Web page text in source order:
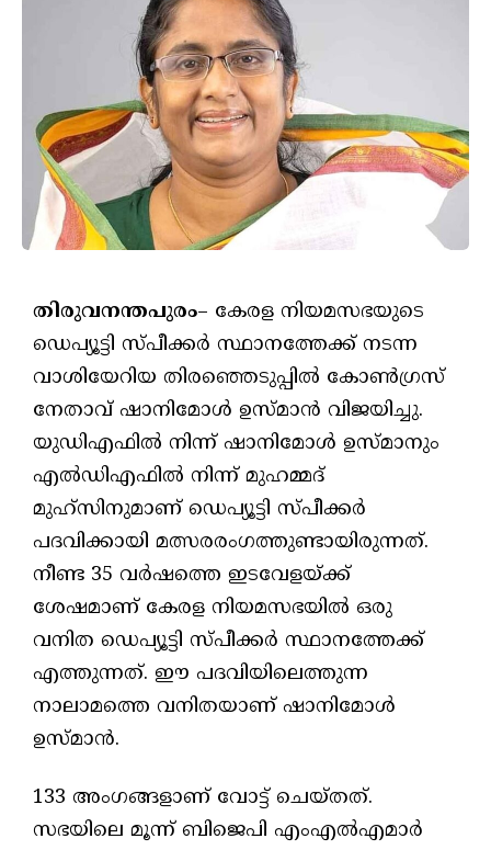
തിരുവനന്തപുരം– കേരള നിയമസഭയുടെ
ഡെപ്യൂട്ടി സ്പീക്കർ സ്ഥാനത്തേക്ക് നടന്ന
വാശിയേറിയ തിരഞ്ഞെടുപ്പിൽ കോൺഗ്രസ്
നേതാവ് ഷാനിമോൾ ഉസ്മാൻ വിജയിച്ചു.
യുഡിഎഫിൽ നിന്ന് ഷാനിമോൾ ഉസ്മാനും
എൽഡിഎഫിൽ നിന്ന് മുഹമ്മദ്
മുഹ്സിനുമാണ് ഡെപ്യൂട്ടി സ്പീക്കർ
പദവിക്കായി മത്സരരംഗത്തുണ്ടായിരുന്നത്.
നീണ്ട 35 വർഷത്തെ ഇടവേളയ്ക്ക്
ശേഷമാണ് കേരള നിയമസഭയിൽ ഒരു
വനിത ഡെപ്യൂട്ടി സ്പീക്കർ സ്ഥാനത്തേക്ക്
എത്തുന്നത്. ഈ പദവിയിലെത്തുന്ന
നാലാമത്തെ വനിതയാണ് ഷാനിമോൾ
ഉസ്മാൻ.
133 അംഗങ്ങളാണ് വോട്ട് ചെയ്തത്.
സഭയിലെ മൂന്ന് ബിജെപി എംഎൽഎമാർ